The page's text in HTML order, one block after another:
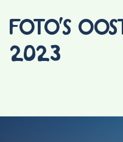
FOTO'S
2023